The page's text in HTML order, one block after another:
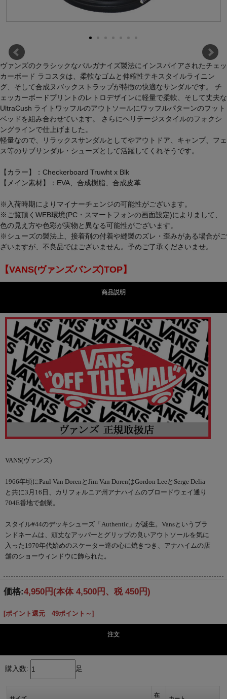
ヴァンズのクラシックなバルガナイズ製法にインスパイアされたチェッ
カーボード ラコスタは、柔軟なゴムと伸縮性テキスタイルライニン
グ、そして合成ヌバックストラップが特徴の快適なサンダルです。 チ
ェッカーボードプリントのレトロデザインに軽量で柔軟、そして丈夫な
UltraCush ライトワッフルのアウトソールにワッフルパターンのフット
ベッドを組み合わせています。 さらにヘリテージスタイルのフォクシ
ングラインで仕上げました。
軽量なので、リラックスサンダルとしてやアウトドア、キャンプ、フェ
ス等のサブサンダル・シューズとして活躍してくれそうです。
【カラー】：Checkerboard Truwht x Blk
【メイン素材】：EVA、合成樹脂、合成皮革
※入荷時期によりマイナーチェンジの可能性がございます。
※ご覧頂くWEB環境(PC・スマートフォンの画面設定)によりまして、
色の見え方や色彩が実物と異なる可能性がございます。
※シューズの製法上、接着剤の付着や縫製のズレ・歪みがある場合がご
ざいますが、不良品ではございません。予めご了承くださいませ。
【VANS(ヴァンズバンズ)TOP】
商品説明
VANS(ヴァンズ)
1966年頃にPaul Van DorenとJim Van DorenはGordon LeeとSerge Delia
と共に3月16日、カリフォルニア州アナハイムのブロードウェイ通り
704E番地で創業。
スタイル#44のデッキシューズ「Authentic」が誕生。Vansというブラ
ンドネームは、頑丈なアッパーとグリップの良いアウトソールを気に
入った1970年代始めのスケーター達の心に焼きつき、アナハイムの店
舗のショーウィンドウに飾られた。
価格:4,950円 (本体 4,500円、税 450円)
[ポイント還元 49ポイント～]
注文
購入数: 足
在